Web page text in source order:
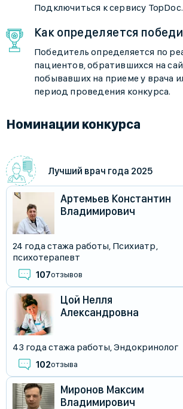
Подключиться к сервису
Как определяется
Победитель определяется по
пациентов, обратившихся на
побывавших на приеме у врача
период проведения конкурса.
Номинации конкурса
Лучший врач года 2025
Артемьев Константин
Владимирович
24 года стажа работы, Психиатр,
психотерапевт
107отзывов
Цой Нелля
Александровна
43 года стажа работы,Эндокринолог
102отзыва
Миронов Максим
Владимирович